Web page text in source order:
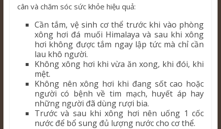
cân và chăm sóc sức khỏe hiệu quả:
Cần tắm, vệ sinh cơ thể trước khi vào phòng
xông hơi đá muối Himalaya và sau khi xông
hơi không được tắm ngay lập tức mà chỉ cần
lau khô người.
Không xông hơi khi vừa ăn xong, khi đói, khi
mệt.
Không nên xông hơi khi đang sốt cao hoặc
người có bệnh về tim mạch, huyết áp hay
những người đã dùng rượi bia.
Trước và sau khi xông hơi nên uống 1 cốc
nước để bổ sung đủ lượng nước cho cơ thể.